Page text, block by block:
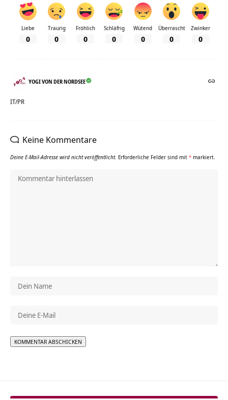
Liebe
0
Traurig
0
Fröhlich
0
Schläfrig
0
Wütend
0
Überrascht
0
Zwinker
0
YOGI VON DER NORDSEE
IT/PR
Keine Kommentare
Deine E-Mail-Adresse wird nicht veröffentlicht. Erforderliche Felder sind mit * markiert.